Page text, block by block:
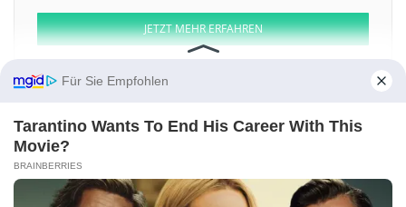
JETZT MEHR ERFAHREN
Aktien ATX DAX EuroStoxx 50 Dow Jones NASDAQ 100 Nikkei 225
Weitere Aktien:
Paringa Resources RF Acquisition a Green Block Mining Murphy
Für Sie Empfohlen
Tarantino Wants To End His Career With This
Movie?
BRAINBERRIES